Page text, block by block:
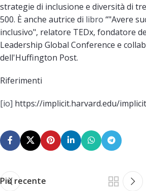
strategie di inclusione e diversità di
500. È anche autrice di libro “"Avere
inclusivo", relatore TEDx, fondatore
Leadership Global Conference e
dell'Huffington Post.
Riferimenti
[io] https://implicit.harvard.edu/
Più recente